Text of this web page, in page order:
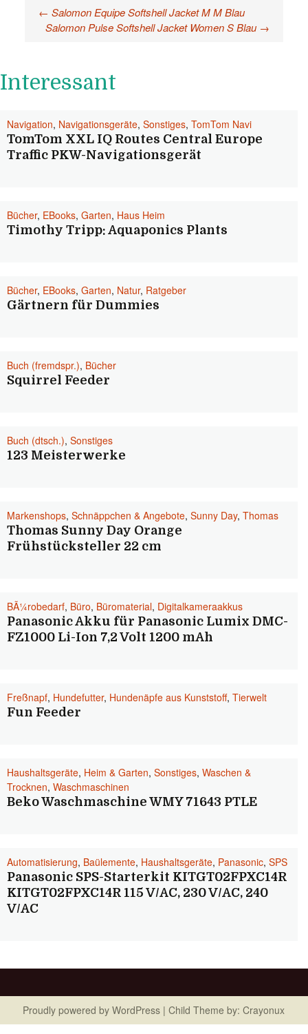
Beitragsnavigation
← Salomon Equipe Softshell Jacket M M Blau
Salomon Pulse Softshell Jacket Women S Blau →
Interessant
Navigation, Navigationsgeräte, Sonstiges, TomTom Navi
TomTom XXL IQ Routes Central Europe
Traffic PKW-Navigationsgerät
Bücher, EBooks, Garten, Haus Heim
Timothy Tripp: Aquaponics Plants
Bücher, EBooks, Garten, Natur, Ratgeber
Gärtnern für Dummies
Buch (fremdspr.), Bücher
Squirrel Feeder
Buch (dtsch.), Sonstiges
123 Meisterwerke
Markenshops, Schnäppchen & Angebote, Sunny Day, Thomas
Thomas Sunny Day Orange
Frühstücksteller 22 cm
BÃ¼robedarf, Büro, Büromaterial, Digitalkameraakkus
Panasonic Akku für Panasonic Lumix DMC-
FZ1000 Li-Ion 7,2 Volt 1200 mAh
Freßnapf, Hundefutter, Hundenäpfe aus Kunststoff, Tierwelt
Fun Feeder
Haushaltsgeräte, Heim & Garten, Sonstiges, Waschen &
Trocknen, Waschmaschinen
Beko Waschmaschine WMY 71643 PTLE
Automatisierung, Baülemente, Haushaltsgeräte, Panasonic, SPS
Panasonic SPS-Starterkit KITGT02FPXC14R
KITGT02FPXC14R 115 V/AC, 230 V/AC, 240
V/AC
Proudly powered by WordPress | Child Theme by: Crayonux